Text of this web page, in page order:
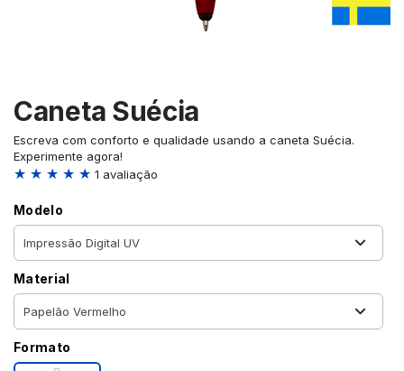
Caneta Suécia
Escreva com conforto e qualidade usando a caneta Suécia.
Experimente agora!
★ ★ ★ ★ ★ 1 avaliação
Modelo
Material
Formato